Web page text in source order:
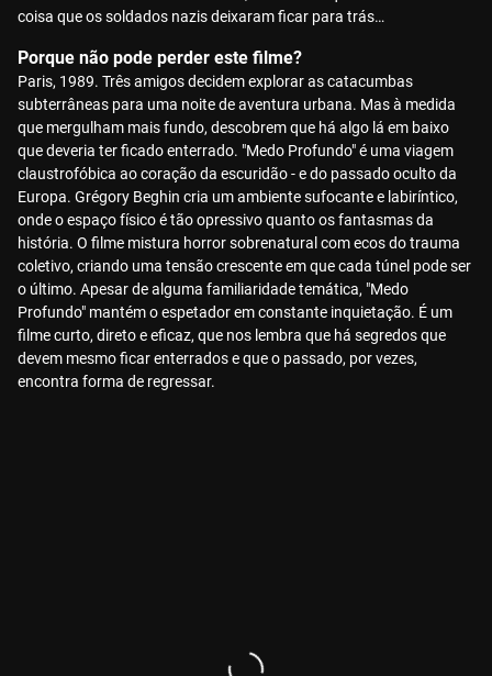
coisa que os soldados nazis deixaram ficar para trás…
Porque não pode perder este filme?
Paris, 1989. Três amigos decidem explorar as catacumbas
subterrâneas para uma noite de aventura urbana. Mas à medida
que mergulham mais fundo, descobrem que há algo lá em baixo
que deveria ter ficado enterrado. "Medo Profundo" é uma viagem
claustrofóbica ao coração da escuridão - e do passado oculto da
Europa. Grégory Beghin cria um ambiente sufocante e labiríntico,
onde o espaço físico é tão opressivo quanto os fantasmas da
história. O filme mistura horror sobrenatural com ecos do trauma
coletivo, criando uma tensão crescente em que cada túnel pode ser
o último. Apesar de alguma familiaridade temática, "Medo
Profundo" mantém o espetador em constante inquietação. É um
filme curto, direto e eficaz, que nos lembra que há segredos que
devem mesmo ficar enterrados e que o passado, por vezes,
encontra forma de regressar.